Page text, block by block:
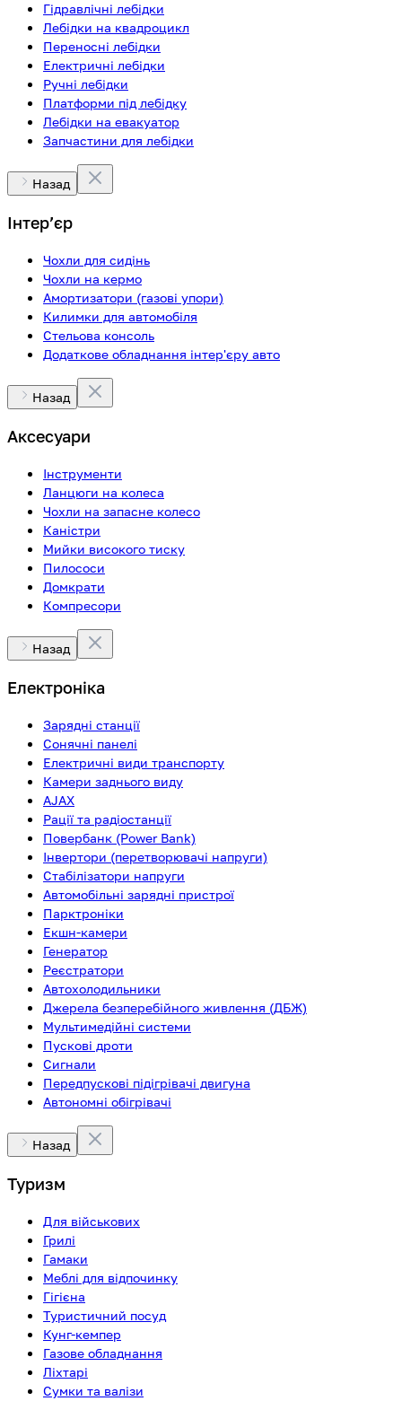
Гідравлічні лебідки
Лебідки на квадроцикл
Переносні лебідки
Електричні лебідки
Ручні лебідки
Платформи під лебідку
Лебідки на евакуатор
Запчастини для лебідки
Назад
Інтерʼєр
Чохли для сидінь
Чохли на кермо
Амортизатори (газові упори)
Килимки для автомобіля
Стельова консоль
Додаткове обладнання інтер'єру авто
Назад
Аксесуари
Інструменти
Ланцюги на колеса
Чохли на запасне колесо
Каністри
Мийки високого тиску
Пилососи
Домкрати
Компресори
Назад
Електроніка
Зарядні станції
Сонячні панелі
Електричні види транспорту
Камери заднього виду
AJAX
Рації та радіостанції
Повербанк (Power Bank)
Інвертори (перетворювачі напруги)
Стабілізатори напруги
Автомобільні зарядні пристрої
Парктроніки
Екшн-камери
Генератор
Реєстратори
Автохолодильники
Джерела безперебійного живлення (ДБЖ)
Мультимедійні системи
Пускові дроти
Сигнали
Передпускові підігрівачі двигуна
Автономні обігрівачі
Назад
Туризм
Для військових
Грилі
Гамаки
Меблі для відпочинку
Гігієна
Туристичний посуд
Кунг-кемпер
Газове обладнання
Ліхтарі
Сумки та валізи